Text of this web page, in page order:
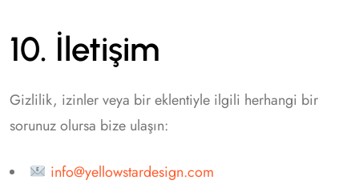
10. İletişim
Gizlilik, izinler veya bir eklentiyle ilgili herhangi bir
sorunuz olursa bize ulaşın:
info@yellowstardesign.com